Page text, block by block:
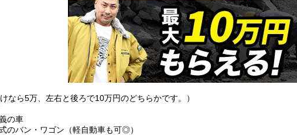
なら5万、左右と後ろで10万円のどちらかです。）
の車
のバン・ワゴン（軽自動車も可◎）